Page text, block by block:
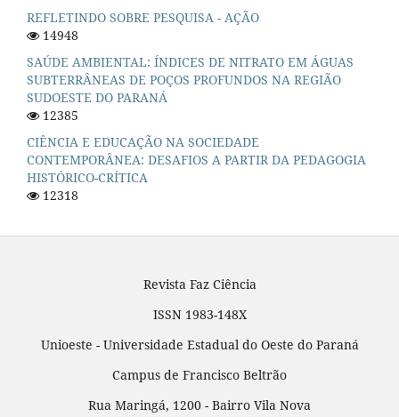
REFLETINDO SOBRE PESQUISA - AÇÃO
14948
SAÚDE AMBIENTAL: ÍNDICES DE NITRATO EM ÁGUAS
SUBTERRÂNEAS DE POÇOS PROFUNDOS NA REGIÃO
SUDOESTE DO PARANÁ
12385
CIÊNCIA E EDUCAÇÃO NA SOCIEDADE
CONTEMPORÂNEA: DESAFIOS A PARTIR DA PEDAGOGIA
HISTÓRICO-CRÍTICA
12318
Revista Faz Ciência
ISSN 1983-148X
Unioeste - Universidade Estadual do Oeste do Paraná
Campus de Francisco Beltrão
Rua Maringá, 1200 - Bairro Vila Nova